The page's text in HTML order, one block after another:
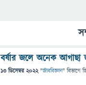
বর্ষার জলে অনেক আগাছা
13 ডিসেম্বর 2022 "জীববিজ্ঞান" বিভাগে